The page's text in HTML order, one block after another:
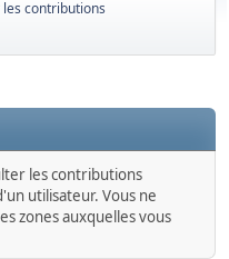
les contributions
les contributions
utilisateur. Vous ne
zones auxquelles vous